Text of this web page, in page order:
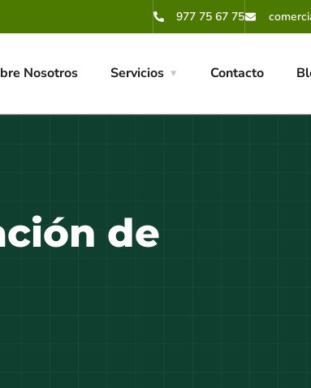
977 75 67 75
Nosotros Servicios Contacto
de